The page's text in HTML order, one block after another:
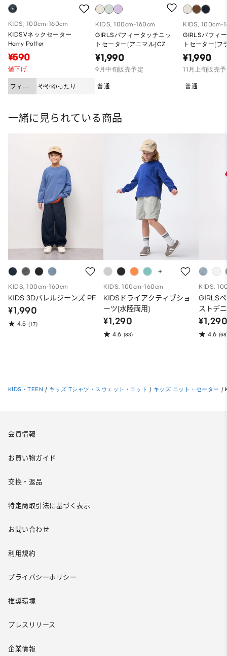
KIDS, 100cm-160cm
KIDSVネックセーター
Harry Potter
¥590
値下げ
フィッ
ト
ややゆったり
KIDS, 100cm-160cm
GIRLSパフィータッチニッ
トセーター(アニマル)CZ
¥1,990
9月中旬販売予定
普通
KIDS, 100cm-
GIRLSパフィ
トセーター(フ
¥1,990
11月上旬販売
普通
一緒に見られている商品
KIDS, 100cm-160cm
KIDS 3Dバレルジーンズ PF
¥1,990
4.5 (17)
KIDS, 100cm-160cm
KIDSドライアクティブショ
ーツ(水陸両用)
¥1,290
4.6 (83)
KIDS,
GIRLS
ストデ
4.6
KIDS・TEEN / キッズ Tシャツ・スウェット・ニット / キッズ ニット・セーター /
会員情報
お買い物ガイド
交換・返品
特定商取引法に基づく表示
お問い合わせ
利用規約
プライバシーポリシー
推奨環境
プレスリリース
企業情報